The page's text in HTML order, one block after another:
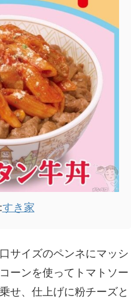
すき家
サイズのペンネにマッシ
ーンを使ってトマトソー
せ、仕上げに粉チーズと